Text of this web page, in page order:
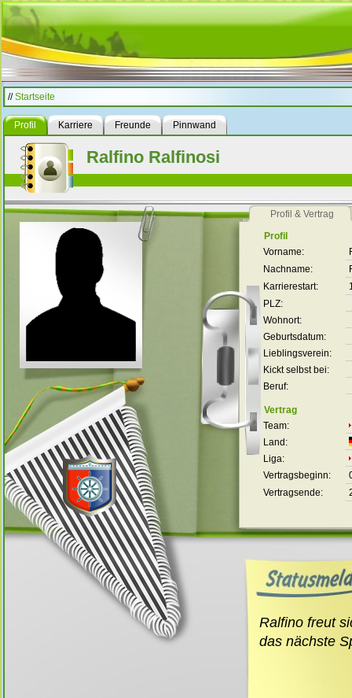
//Startseite
Profil Karriere Freunde Pinnwand
Ralfino Ralfinosi
Profil & Vertrag
Profil
Vorname:
Nachname:
Karrierestart:
PLZ:
Wohnort:
Geburtsdatum:
Lieblingsverein:
Kickt selbst bei:
Beruf:
Vertrag
Team:
Land:
Liga:
Vertragsbeginn:
Vertragsende:
Ralfino freut
das nächste